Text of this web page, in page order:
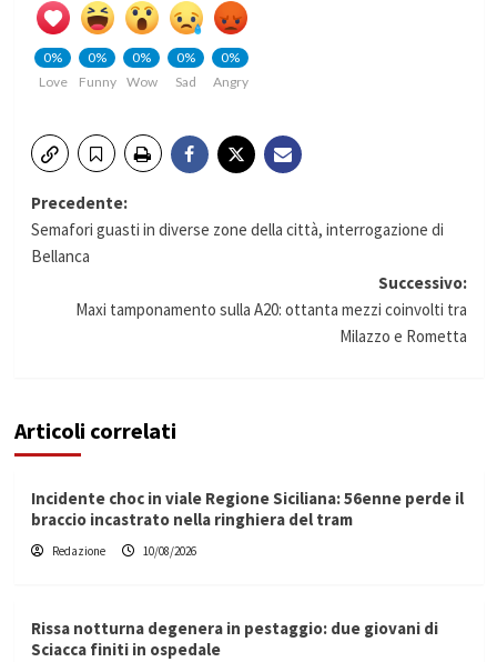
0%
Love
0%
Funny
0%
Wow
0%
Sad
0%
Angry
Navigazione
articolo
Precedente:
Semafori guasti in diverse zone della città, interrogazione di
Bellanca
Successivo:
Maxi tamponamento sulla A20: ottanta mezzi coinvolti tra
Milazzo e Rometta
Articoli correlati
Incidente choc in viale Regione Siciliana: 56enne perde il
braccio incastrato nella ringhiera del tram
Redazione 10/08/2026
Rissa notturna degenera in pestaggio: due giovani di
Sciacca finiti in ospedale